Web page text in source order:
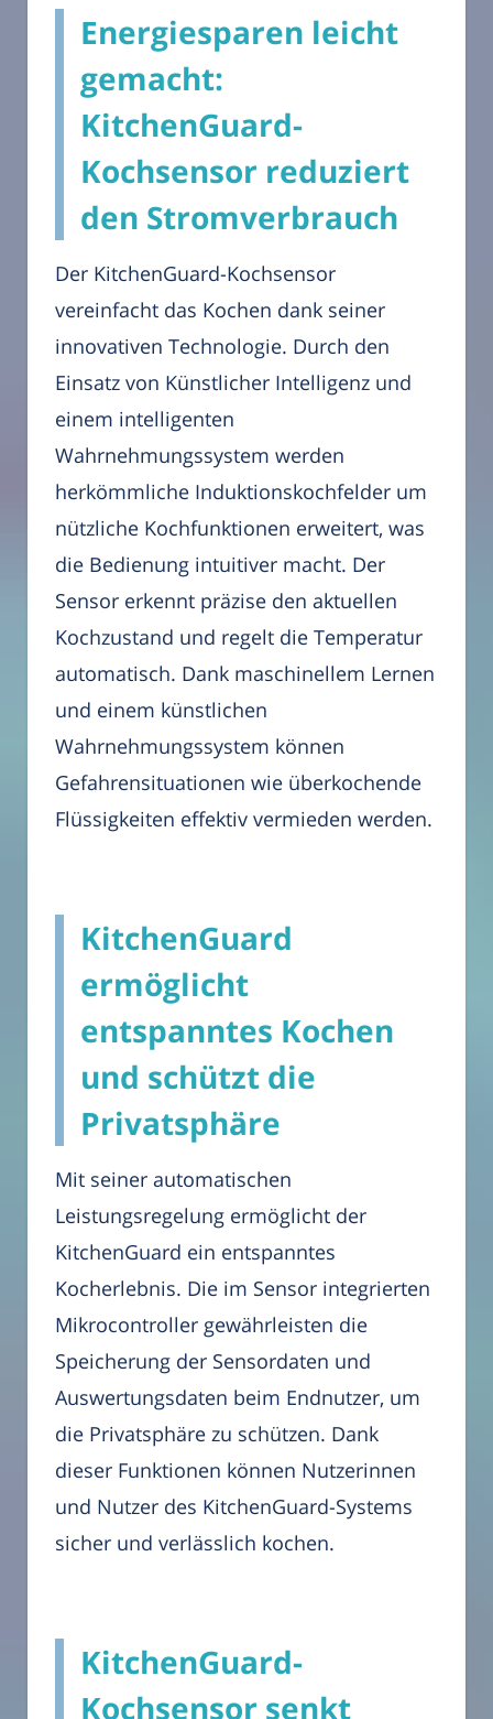
Energiesparen leicht
gemacht:
KitchenGuard-
Kochsensor reduziert
den Stromverbrauch
Der KitchenGuard-Kochsensor
vereinfacht das Kochen dank seiner
innovativen Technologie. Durch den
Einsatz von Künstlicher Intelligenz und
einem intelligenten
Wahrnehmungssystem werden
herkömmliche Induktionskochfelder um
nützliche Kochfunktionen erweitert, was
die Bedienung intuitiver macht. Der
Sensor erkennt präzise den aktuellen
Kochzustand und regelt die Temperatur
automatisch. Dank maschinellem Lernen
und einem künstlichen
Wahrnehmungssystem können
Gefahrensituationen wie überkochende
Flüssigkeiten effektiv vermieden werden.
KitchenGuard
ermöglicht
entspanntes Kochen
und schützt die
Privatsphäre
Mit seiner automatischen
Leistungsregelung ermöglicht der
KitchenGuard ein entspanntes
Kocherlebnis. Die im Sensor integrierten
Mikrocontroller gewährleisten die
Speicherung der Sensordaten und
Auswertungsdaten beim Endnutzer, um
die Privatsphäre zu schützen. Dank
dieser Funktionen können Nutzerinnen
und Nutzer des KitchenGuard-Systems
sicher und verlässlich kochen.
KitchenGuard-
Kochsensor senkt